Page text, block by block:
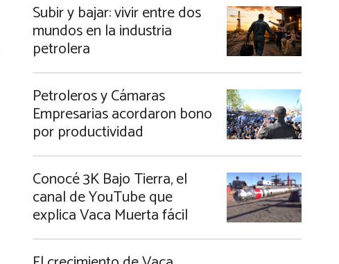
Subir y bajar: vivir entre dos
mundos en la industria
petrolera
Petroleros y Cámaras
Empresarias acordaron bono
por productividad
Conocé 3K Bajo Tierra, el
canal de YouTube que
explica Vaca Muerta fácil